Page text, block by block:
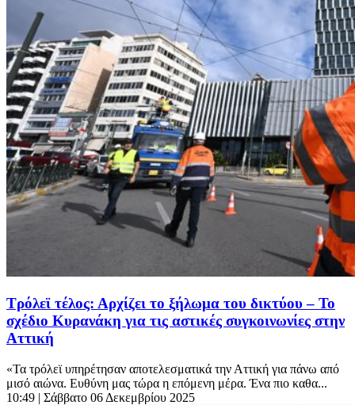
Τρόλεϊ τέλος: Αρχίζει το ξήλωμα του δικτύου – Το
σχέδιο Κυρανάκη για τις αστικές συγκοινωνίες στην
Αττική
«Τα τρόλεϊ υπηρέτησαν αποτελεσματικά την Αττική για πάνω από
μισό αιώνα. Ευθύνη μας τώρα η επόμενη μέρα. Ένα πιο καθα...
10:49 | Σάββατο 06 Δεκεμβρίου 2025